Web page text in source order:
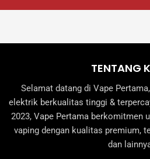
TENTANG
Selamat datang di Vape
elektrik berkualitas tinggi &
2023, Vape Pertama berkomitmen
vaping dengan kualitas premium,
dan